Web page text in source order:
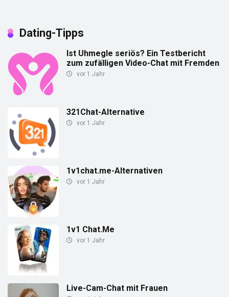
Dating-Tipps
Ist Uhmegle seriös? Ein Testbericht
zum zufälligen Video-Chat mit Fremden
vor 1 Jahr
321Chat-Alternative
vor 1 Jahr
1v1chat.me-Alternativen
vor 1 Jahr
1v1 Chat.Me
vor 1 Jahr
Live-Cam-Chat mit Frauen